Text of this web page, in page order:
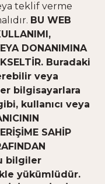
teklif verme
BU WEB
DONANIMINA
Buradaki
veya
bilgisayarlara
kullanıcı veya
SAHİP
bilgiler
yükümlüdür.